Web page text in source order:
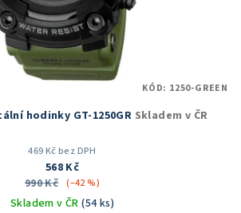
hodinky GT-1250GR Skladem v ČR
469 Kč bez DPH
568 Kč
990 Kč (–42 %)
Skladem v ČR(54 ks)
KÓD: 1250-GREEN